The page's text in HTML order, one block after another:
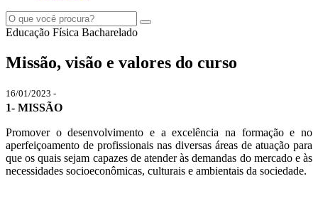
Educação Física Bacharelado
Missão, visão e valores do curso
16/01/2023 -
1- MISSÃO
Promover o desenvolvimento e a excelência na formação e no
aperfeiçoamento de profissionais nas diversas áreas de atuação para
que os quais sejam capazes de atender às demandas do mercado e às
necessidades socioeconômicas, culturais e ambientais da sociedade.